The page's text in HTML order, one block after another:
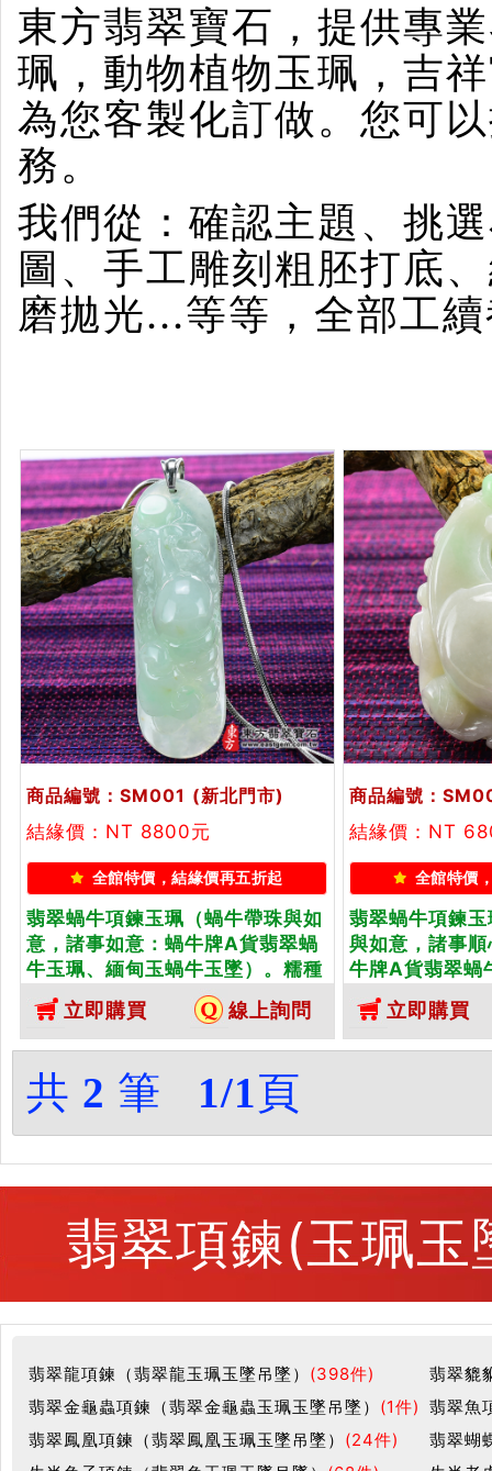
東方翡翠寶石，提供專
珮，動物植物玉珮，吉
為您客製化訂做。您可
務。
我們從：確認主題、挑
圖、手工雕刻粗胚打底
磨拋光...等等，全部工
商品編號：SM001 (新北門市)
結緣價：NT 8800元
全館特價，結緣價再五折起
翡翠蝸牛項鍊玉珮（蝸牛帶珠與如
意，諸事如意：蝸牛牌A貨翡翠蝸
牛玉珮、緬甸玉蝸牛玉墜）。糯種
蝸牛，SM001。客製化訂做各種翡
翠蝸牛吊墜玉珮項鍊。★附A貨翡
翠雙證書
立即購買 線上詢問
商品編號：
結緣價：NT
全館特價
翡翠蝸牛項鍊
與如意，諸事
牛牌A貨翡翠蝸
牛玉墜）。白
SM002。客製
牛吊墜玉珮項
立即購買
共 2 筆 1/1頁
翡翠項鍊(玉珮
翡翠龍項鍊（翡翠龍玉珮玉墜吊墜） (398件)
翡翠貔
翡翠金龜蟲項鍊（翡翠金龜蟲玉珮玉墜吊墜） (1件) 翡翠魚
翡翠鳳凰項鍊（翡翠鳳凰玉珮玉墜吊墜） (24件)
翡翠蝴